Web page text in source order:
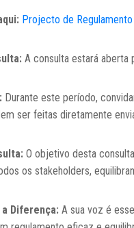
Projecto de
A consulta estará aberta
Durante este período,
ser feitas diretamente
O objetivo desta
os stakeholders,
Diferença: A sua voz é